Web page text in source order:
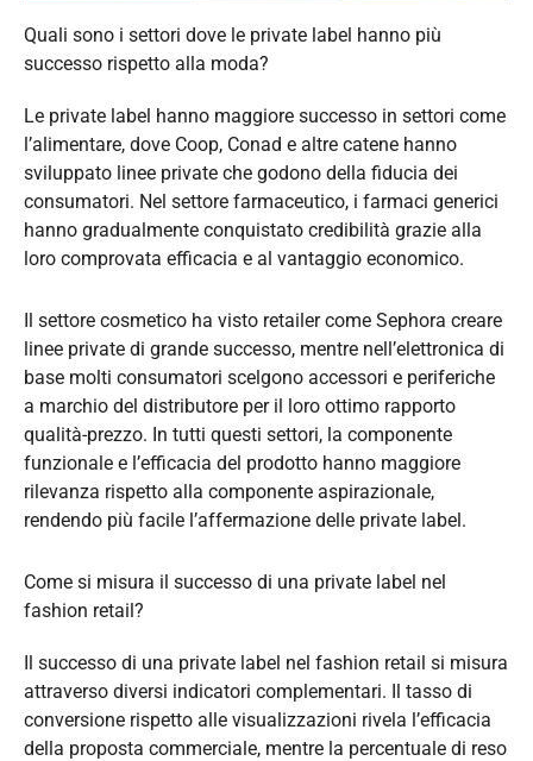
Quali sono i settori dove le private label hanno più
successo rispetto alla moda?
Le private label hanno maggiore successo in settori come
l’alimentare, dove Coop, Conad e altre catene hanno
sviluppato linee private che godono della fiducia dei
consumatori. Nel settore farmaceutico, i farmaci generici
hanno gradualmente conquistato credibilità grazie alla
loro comprovata efficacia e al vantaggio economico.
Il settore cosmetico ha visto retailer come Sephora creare
linee private di grande successo, mentre nell’elettronica di
base molti consumatori scelgono accessori e periferiche
a marchio del distributore per il loro ottimo rapporto
qualità-prezzo. In tutti questi settori, la componente
funzionale e l’efficacia del prodotto hanno maggiore
rilevanza rispetto alla componente aspirazionale,
rendendo più facile l’affermazione delle private label.
Come si misura il successo di una private label nel
fashion retail?
Il successo di una private label nel fashion retail si misura
attraverso diversi indicatori complementari. Il tasso di
conversione rispetto alle visualizzazioni rivela l’efficacia
della proposta commerciale, mentre la percentuale di reso